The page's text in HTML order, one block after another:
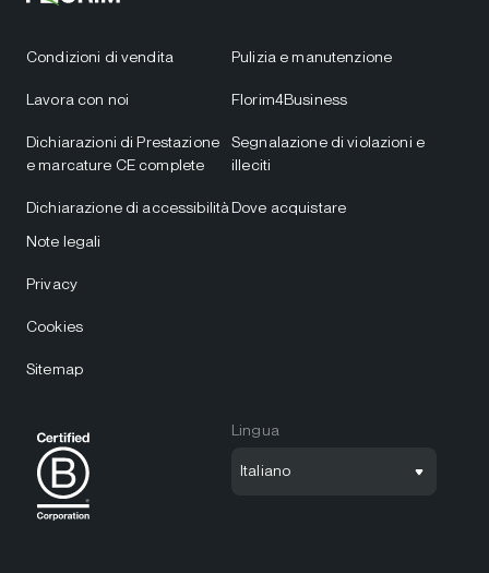
Condizioni di vendita
Lavora con noi
Dichiarazioni di Prestazione
e marcature CE complete
Dichiarazione di accessibilità
Pulizia e manutenzione
Florim4Business
Segnalazione di violazioni e
illeciti
Dove acquistare
Note legali
Privacy
Cookies
Sitemap
Lingua
Italiano